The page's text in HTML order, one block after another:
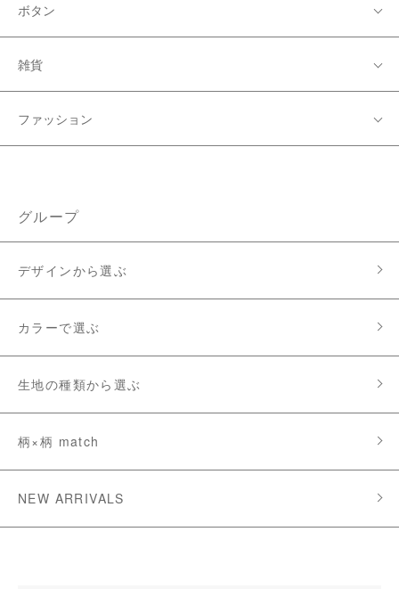
ボタン
雑貨
ファッション
グループ
デザインから選ぶ
カラーで選ぶ
生地の種類から選ぶ
柄×柄 match
NEW ARRIVALS